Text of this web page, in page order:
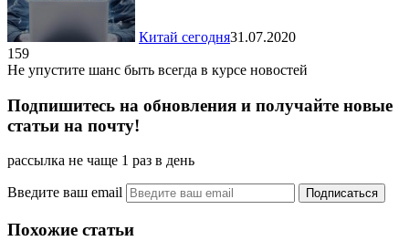
Китай сегодня31.07.2020
159
Не упустите шанс быть всегда в курсе новостей
Подпишитесь на обновления и получайте новые
статьи на почту!
рассылка не чаще 1 раз в день
Введите ваш email
Похожие статьи